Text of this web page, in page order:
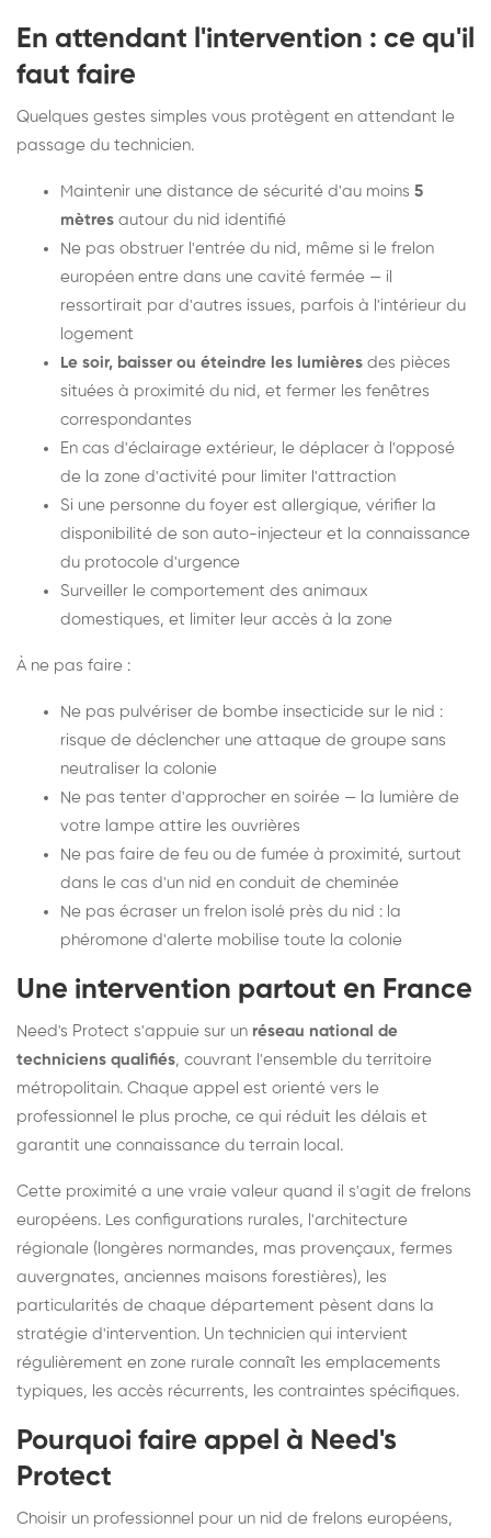
En attendant l'intervention : ce qu'il
faut faire
Quelques gestes simples vous protègent en attendant le
passage du technicien.
Maintenir une distance de sécurité d'au moins 5
mètres autour du nid identifié
Ne pas obstruer l'entrée du nid, même si le frelon
européen entre dans une cavité fermée — il
ressortirait par d'autres issues, parfois à l'intérieur du
logement
Le soir, baisser ou éteindre les lumières des pièces
situées à proximité du nid, et fermer les fenêtres
correspondantes
En cas d'éclairage extérieur, le déplacer à l'opposé
de la zone d'activité pour limiter l'attraction
Si une personne du foyer est allergique, vérifier la
disponibilité de son auto-injecteur et la connaissance
du protocole d'urgence
Surveiller le comportement des animaux
domestiques, et limiter leur accès à la zone
À ne pas faire :
Ne pas pulvériser de bombe insecticide sur le nid :
risque de déclencher une attaque de groupe sans
neutraliser la colonie
Ne pas tenter d'approcher en soirée — la lumière de
votre lampe attire les ouvrières
Ne pas faire de feu ou de fumée à proximité, surtout
dans le cas d'un nid en conduit de cheminée
Ne pas écraser un frelon isolé près du nid : la
phéromone d'alerte mobilise toute la colonie
Une intervention partout en France
Need's Protect s'appuie sur un réseau national de
techniciens qualifiés, couvrant l'ensemble du territoire
métropolitain. Chaque appel est orienté vers le
professionnel le plus proche, ce qui réduit les délais et
garantit une connaissance du terrain local.
Cette proximité a une vraie valeur quand il s'agit de frelons
européens. Les configurations rurales, l'architecture
régionale (longères normandes, mas provençaux, fermes
auvergnates, anciennes maisons forestières), les
particularités de chaque département pèsent dans la
stratégie d'intervention. Un technicien qui intervient
régulièrement en zone rurale connaît les emplacements
typiques, les accès récurrents, les contraintes spécifiques.
Pourquoi faire appel à Need's
Protect
Choisir un professionnel pour un nid de frelons européens,